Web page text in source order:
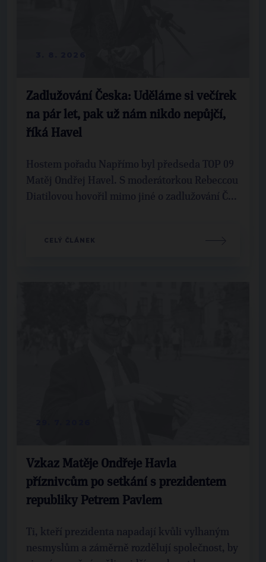
Zadlužování Česka: Uděláme si večírek
na pár let, pak už nám nikdo nepůjčí,
říká Havel
Hostem pořadu Napřímo byl předseda TOP 09
Matěj Ondřej Havel. S moderátorkou Rebeccou
Diatilovou hovořil mimo jiné o zadlužování Č...
CELÝ ČLÁNEK
Vzkaz Matěje Ondřeje Havla
příznivcům po setkání s prezidentem
republiky Petrem Pavlem
Ti, kteří prezidenta napadají kvůli vylhaným
nesmyslům a záměrně rozdělují společnost, by